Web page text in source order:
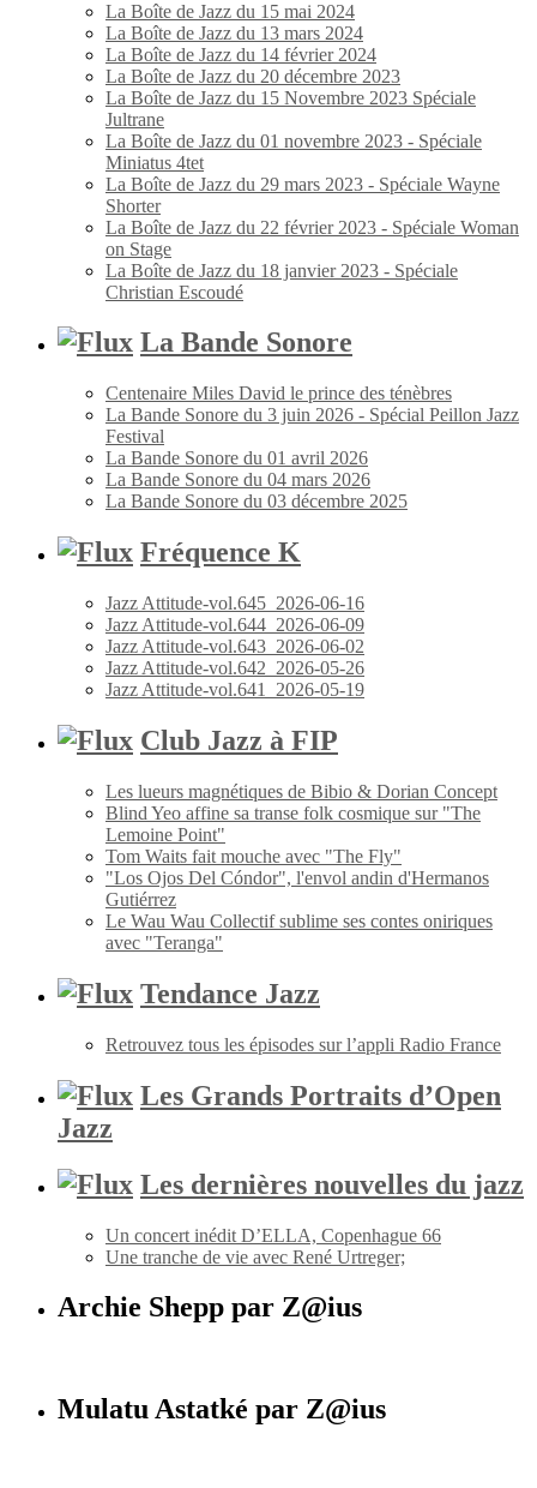
La Boîte de Jazz du 15 mai 2024
La Boîte de Jazz du 13 mars 2024
La Boîte de Jazz du 14 février 2024
La Boîte de Jazz du 20 décembre 2023
La Boîte de Jazz du 15 Novembre 2023 Spéciale
Jultrane
La Boîte de Jazz du 01 novembre 2023 - Spéciale
Miniatus 4tet
La Boîte de Jazz du 29 mars 2023 - Spéciale Wayne
Shorter
La Boîte de Jazz du 22 février 2023 - Spéciale Woman
on Stage
La Boîte de Jazz du 18 janvier 2023 - Spéciale
Christian Escoudé
La Bande Sonore
Centenaire Miles David le prince des ténèbres
La Bande Sonore du 3 juin 2026 - Spécial Peillon Jazz
Festival
La Bande Sonore du 01 avril 2026
La Bande Sonore du 04 mars 2026
La Bande Sonore du 03 décembre 2025
Fréquence K
Jazz Attitude-vol.645_2026-06-16
Jazz Attitude-vol.644_2026-06-09
Jazz Attitude-vol.643_2026-06-02
Jazz Attitude-vol.642_2026-05-26
Jazz Attitude-vol.641_2026-05-19
Club Jazz à FIP
Les lueurs magnétiques de Bibio & Dorian Concept
Blind Yeo affine sa transe folk cosmique sur "The
Lemoine Point"
Tom Waits fait mouche avec "The Fly"
"Los Ojos Del Cóndor", l'envol andin d'Hermanos
Gutiérrez
Le Wau Wau Collectif sublime ses contes oniriques
avec "Teranga"
Tendance Jazz
Retrouvez tous les épisodes sur l’appli Radio France
Les Grands Portraits d’Open
Jazz
Les dernières nouvelles du jazz
Un concert inédit D’ELLA, Copenhague 66
Une tranche de vie avec René Urtreger;
Archie Shepp par Z@ius
Mulatu Astatké par Z@ius